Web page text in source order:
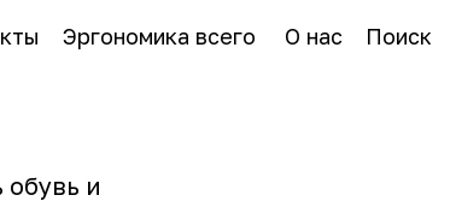
Поиск
О нас
Эргономика всего
и